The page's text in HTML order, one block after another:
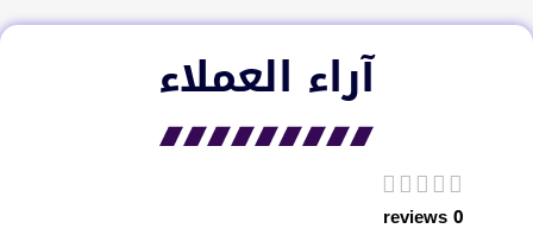
آراء العملاء​
0 reviews